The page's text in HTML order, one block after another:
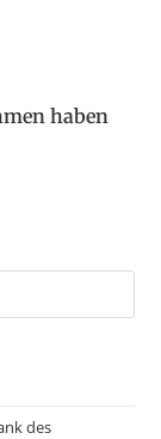
haben
des